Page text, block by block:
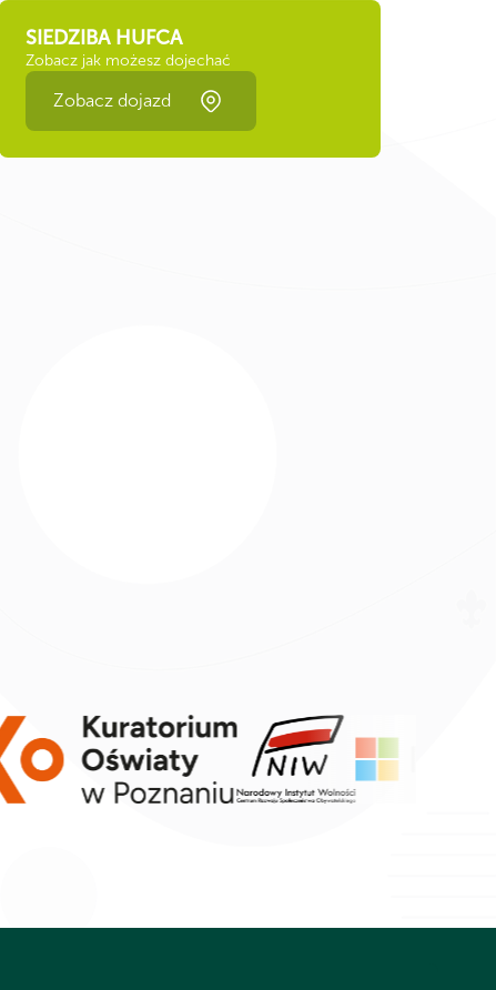
SIEDZIBA HUFCA
Zobacz jak możesz dojechać
Zobacz dojazd